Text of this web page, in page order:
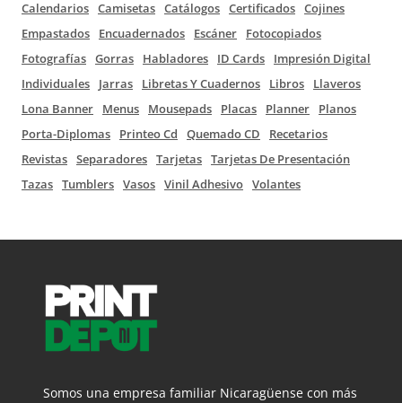
Calendarios Camisetas Catálogos Certificados Cojines
Empastados
Encuadernados Escáner
Fotocopiados
Fotografías Gorras Habladores ID Cards
Impresión Digital
Individuales
Jarras Libretas Y Cuadernos Libros
Llaveros
Lona Banner
Menus Mousepads Placas Planner
Planos
Porta-Diplomas
Printeo Cd Quemado CD
Recetarios
Revistas Separadores Tarjetas Tarjetas De Presentación
Tazas Tumblers Vasos Vinil Adhesivo Volantes
Somos una empresa familiar Nicaragüense con más